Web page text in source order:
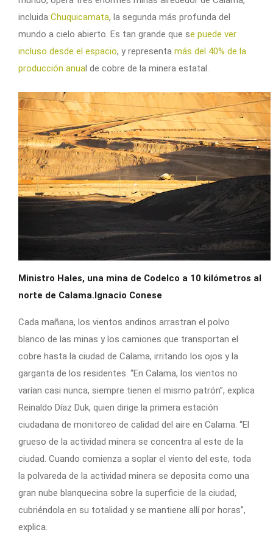
incluida Chuquicamata, la segunda más profunda del
mundo a cielo abierto. Es tan grande que se puede ver
incluso desde el espacio, y representa más del 40% de la
producción anual de cobre de la minera estatal.
Ministro Hales, una mina de Codelco a 10 kilómetros al
norte de Calama.Ignacio Conese
Cada mañana, los vientos andinos arrastran el polvo
blanco de las minas y los camiones que transportan el
cobre hasta la ciudad de Calama, irritando los ojos y la
garganta de los residentes. “En Calama, los vientos no
varían casi nunca, siempre tienen el mismo patrón”, explica
Reinaldo Díaz Duk, quien dirige la primera estación
ciudadana de monitoreo de calidad del aire en Calama. “El
grueso de la actividad minera se concentra al este de la
ciudad. Cuando comienza a soplar el viento del este, toda
la polvareda de la actividad minera se deposita como una
gran nube blanquecina sobre la superficie de la ciudad,
cubriéndola en su totalidad y se mantiene allí por horas”,
explica.